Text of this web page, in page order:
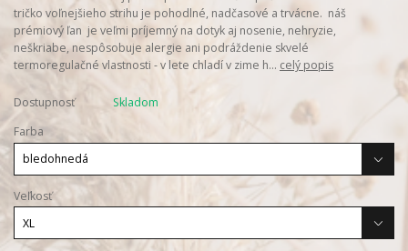
tričko voľnejšieho strihu je pohodlné, nadčasové a trvácne. náš
prémiový ľan je veľmi príjemný na dotyk aj nosenie, nehryzie,
neškriabe, nespôsobuje alergie ani podráždenie skvelé
termoregulačné vlastnosti - v lete chladí v zime h... celý popis
Dostupnosť
Skladom
Farba
Veľkosť